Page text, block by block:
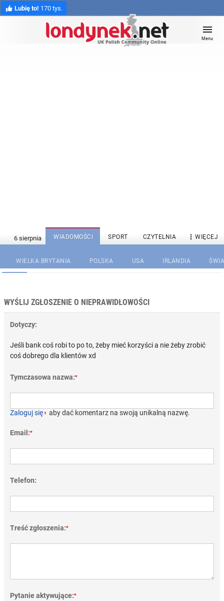
Lubię to! 170 tys.
Menu
WIADOMOŚCI SPORT CZYTELNIA  WIĘCEJ
WIELKA BRYTANIA POLSKA USA IRLANDIA
WYŚLIJ ZGŁOSZENIE O NIEPRAWIDŁOWOŚCI
Dotyczy:
Jeśli bank coś robi to po to, żeby mieć korzyści a nie żeby zrobić
coś dobrego dla klientów xd
Tymczasowa nazwa:*
Zaloguj się› aby dać komentarz na swoją unikalną nazwę.
Email:*
Telefon:
Treść zgłoszenia:*
Pytanie aktywujące:*